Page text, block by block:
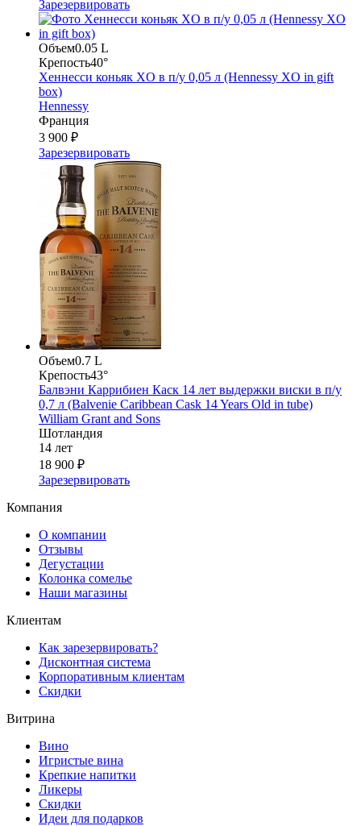
Зарезервировать
Объем0.05 L
Крепость40°
Хеннесси коньяк XO в п/у 0,05 л (Hennessy XO in gift
box)
Hennessy
Франция
3 900 ₽
Зарезервировать
Объем0.7 L
Крепость43°
Балвэни Каррибиен Каск 14 лет выдержки виски в п/у
0,7 л (Balvenie Caribbean Cask 14 Years Old in tube)
William Grant and Sons
Шотландия
14 лет
18 900 ₽
Зарезервировать
Компания
О компании
Отзывы
Дегустации
Колонка сомелье
Наши магазины
Клиентам
Как зарезервировать?
Дисконтная система
Корпоративным клиентам
Скидки
Витрина
Вино
Игристые вина
Крепкие напитки
Ликеры
Скидки
Идеи для подарков